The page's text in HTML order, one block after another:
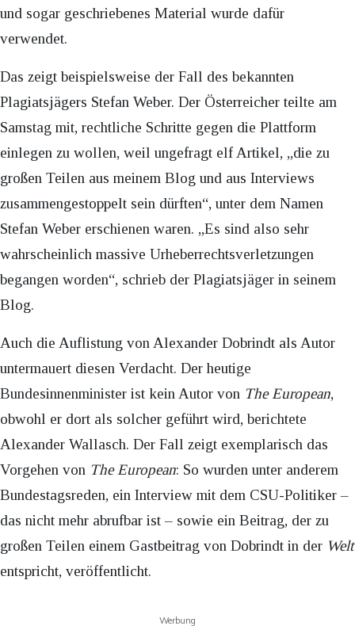
und sogar geschriebenes Material wurde dafür
verwendet.
Das zeigt beispielsweise der Fall des bekannten
Plagiatsjägers Stefan Weber. Der Österreicher teilte am
Samstag mit, rechtliche Schritte gegen die Plattform
einlegen zu wollen, weil ungefragt elf Artikel, „die zu
großen Teilen aus meinem Blog und aus Interviews
zusammengestoppelt sein dürften“, unter dem Namen
Stefan Weber erschienen waren. „Es sind also sehr
wahrscheinlich massive Urheberrechtsverletzungen
begangen worden“, schrieb der Plagiatsjäger in seinem
Blog.
Auch die Auflistung von Alexander Dobrindt als Autor
untermauert diesen Verdacht. Der heutige
Bundesinnenminister ist kein Autor von The European,
obwohl er dort als solcher geführt wird, berichtete
Alexander Wallasch. Der Fall zeigt exemplarisch das
Vorgehen von The European: So wurden unter anderem
Bundestagsreden, ein Interview mit dem CSU-Politiker –
das nicht mehr abrufbar ist – sowie ein Beitrag, der zu
großen Teilen einem Gastbeitrag von Dobrindt in der Welt
entspricht, veröffentlicht.
Werbung